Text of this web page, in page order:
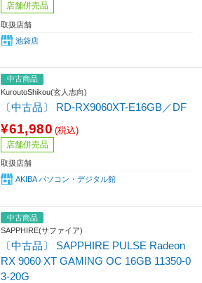
店舗併売品
取扱店舗
池袋店
中古商品
KuroutoShikou(玄人志向)
〔中古品〕 RD-RX9060XT-E16GB／DF
¥61,980 (税込)
店舗併売品
取扱店舗
AKIBA パソコン・デジタル館
中古商品
SAPPHIRE(サファイア)
〔中古品〕 SAPPHIRE PULSE Radeon
RX 9060 XT GAMING OC 16GB 11350-0
3-20G